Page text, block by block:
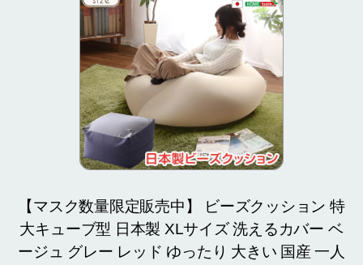
【マスク数量限定販売中】 ビーズクッション 特
大キューブ型 日本製 XLサイズ 洗えるカバー ベ
ージュ グレー レッド ゆったり 大きい 国産 一人